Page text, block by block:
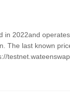
2022and
The last known